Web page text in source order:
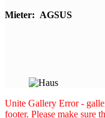
Mieter: AGSUS
Unite Gallery Error -
footer. Please make sure